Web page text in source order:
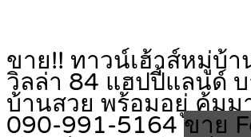
ขาย!! ทาวน์เฮ้าส์หมู่บ้า
วิลล่า 84 แฮปปี้แลนด์ บ
บ้านสวย พร้อมอยู่ คุ้มม
090-991-5164ขาย